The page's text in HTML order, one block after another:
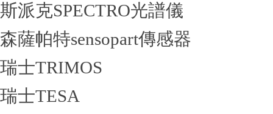
斯派克SPECTRO光譜儀
森薩帕特sensopart傳感器
瑞士TRIMOS
瑞士TESA